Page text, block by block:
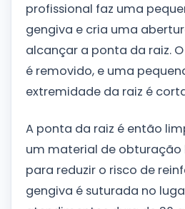
profissional faz uma
gengiva e cria uma
alcançar a ponta da raiz.
é removido, e uma
extremidade da raiz é
A ponta da raiz é então
um material de
para reduzir o risco de
gengiva é suturada no